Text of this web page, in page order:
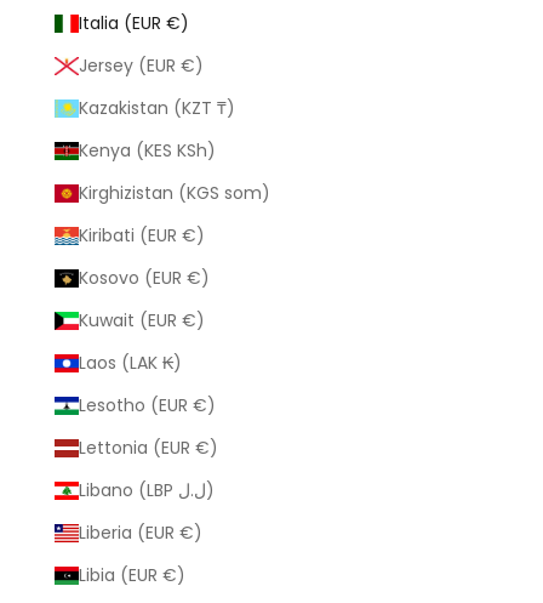
Italia (EUR €)
Jersey (EUR €)
Kazakistan (KZT ₸)
Kenya (KES KSh)
Kirghizistan (KGS som)
Kiribati (EUR €)
Kosovo (EUR €)
Kuwait (EUR €)
Laos (LAK ₭)
Lesotho (EUR €)
Lettonia (EUR €)
Libano (LBP ل.ل)
Liberia (EUR €)
Libia (EUR €)